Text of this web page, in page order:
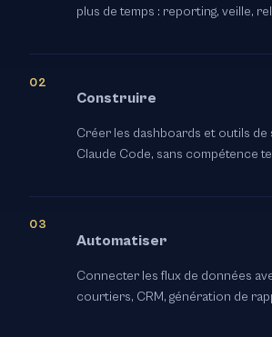
plus de temps : reporting, veille,
Construire
Créer les dashboards et outils de
Claude Code, sans compétence
Automatiser
Connecter les flux de données
courtiers, CRM, génération de